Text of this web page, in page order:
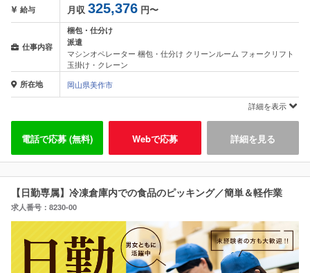
給与 月収 325,376 円〜
仕事内容
梱包・仕分け
派遣
マシンオペレーター 梱包・仕分け クリーンルーム フォークリフト
玉掛け・クレーン
所在地
岡山県美作市
詳細を表示
電話で応募 (無料) Webで応募 詳細を見る
【日勤専属】冷凍倉庫内での食品のピッキング／簡単＆軽作業
求人番号：8230-00